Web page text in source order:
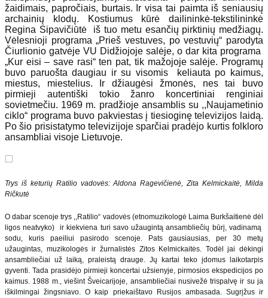
žaidimais, papročiais, burtais. Ir visa tai paimta iš seniausių
archainių klodų. Kostiumus kūrė dailininkė­-tekstilininkė
Regina Sipavičiūtė iš tuo metu esančių pirktinių medžiagų.
Vėlesnioji programa „Prieš vestuves, po vestuvių“ parodyta
Čiurlionio gatvėje VU Didžiojoje salėje, o dar kita programa
„Kur eisi – save rasi“ ten pat, tik mažojoje salėje. Programų
buvo paruošta daugiau ir su visomis keliauta po kaimus,
miestus, miestelius. Ir džiaugėsi žmonės, nes tai buvo
pirmieji autentiški tokio žanro koncertiniai renginiai
sovietmečiu. 1969 m. pradžioje ansamblis su ,,Naujametinio
ciklo“ programa buvo pakviestas į tiesioginę televizijos laidą.
Po šio prisistatymo televizijoje sparčiai pradėjo kurtis folkloro
ansambliai visoje Lietuvoje.
Trys iš keturių Ratilio vadovės: Aldona Ragevičienė, Zita Kelmickaitė, Milda
Ričkutė
O dabar scenoje trys ,,Ratilio“ vadovės (etnomuzikologė Laima Burkšaitienė dėl
ligos neatvyko) ir kiekviena turi savo užaugintą ansambliečių būrį, vadinamą
sodu, kuris paeiliui pasirodo scenoje. Pats gausiausias, per 30 metų
užaugintas, muzikologės ir žurnalistės Zitos Kelmickaitės. Todėl jai dėkingi
ansambliečiai už laiką, praleistą drauge. Jų kartai teko įdomus laikotarpis
gyventi. Tada prasidėjo pirmieji koncertai užsienyje, pirmosios ekspedicijos po
kaimus. 1988 m., viešint Šveicarijoje, ansambliečiai nusivežė trispalvę ir su ja
iškilmingai žingsniavo. O kaip priekaištavo Rusijos ambasada. Sugrįžus ir